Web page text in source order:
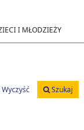
I MŁODZIEŻY
Wyczyść Szukaj